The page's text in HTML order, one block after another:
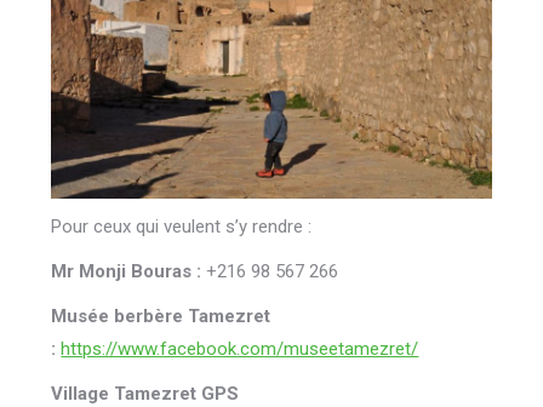
Pour ceux qui veulent s’y rendre :
Mr Monji Bouras : +216 98 567 266
Musée berbère Tamezret
: https://www.facebook.com/museetamezret/
Village Tamezret GPS